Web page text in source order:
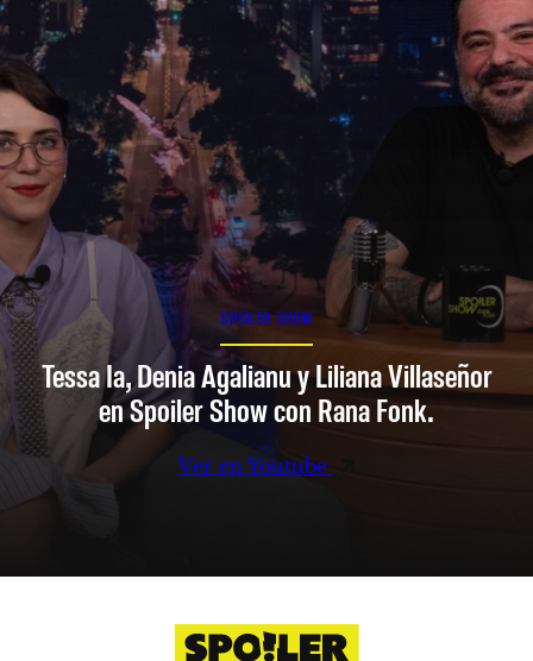
SPOILER SHOW
Tessa Ia, Denia Agalianu y Liliana Villaseñor
en Spoiler Show con Rana Fonk.
Ver en Youtube